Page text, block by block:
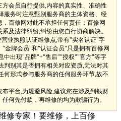
方会员自行提供,内容的真实性、准确性
服务时注意甄别服务商的主体资格、经
百修网对此不承担任何责任；百修网
及法律纠纷,纠纷由您自行协商解决。
业执照认证维修点,带有"实名认证"字
金牌会员"和"认证会员"只是拥有百修网
中出现"品牌"+"售后""授权""官方"等字
判别其是否拥有相关对应资质,无法对其
何形式参与服务商的任何服务环节,故不
平台,为规避风险,建议您在涉及到钱财
何先付款，再维修的均为欺骗行为。
修专家！要维修，上百修